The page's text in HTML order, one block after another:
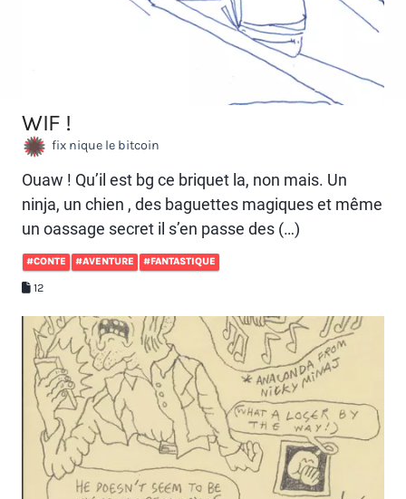
WIF !
fix nique le bitcoin
Ouaw ! Qu’il est bg ce briquet la, non mais. Un
ninja, un chien , des baguettes magiques et même
un oassage secret il s’en passe des (…)
#CONTE #AVENTURE #FANTASTIQUE
12